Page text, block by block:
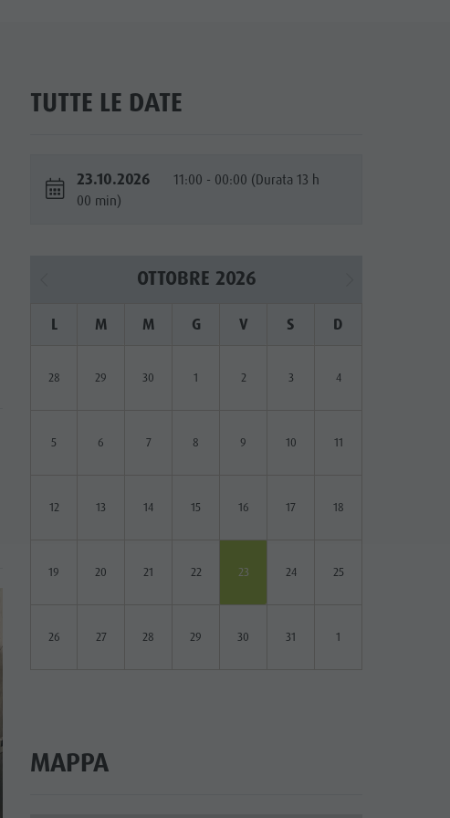
TUTTE LE DATE
23.10.2026
11:00 - 00:00 (Durata 13 h
00 min)
OTTOBRE 2026
L M M G V S D
28 29 30 1 2 3 4
5 6 7 8 9 10 11
12 13 14 15 16 17 18
19 20 21 22 23 24 25
26 27 28 29 30 31 1
MAPPA